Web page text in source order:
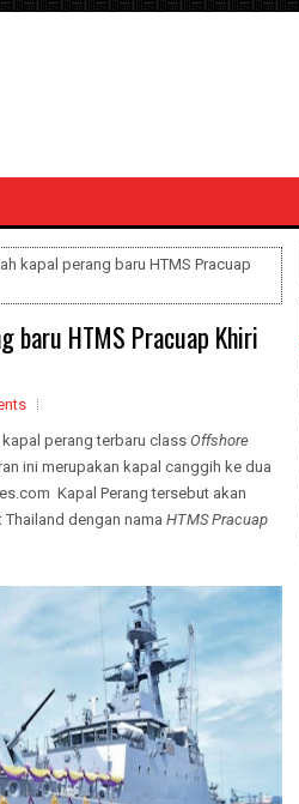
kapal perang baru HTMS Pracuap
baru HTMS Pracuap Khiri
perang terbaru class Offshore
ini merupakan kapal canggih ke dua
Kapal Perang tersebut akan
dengan nama HTMS Pracuap